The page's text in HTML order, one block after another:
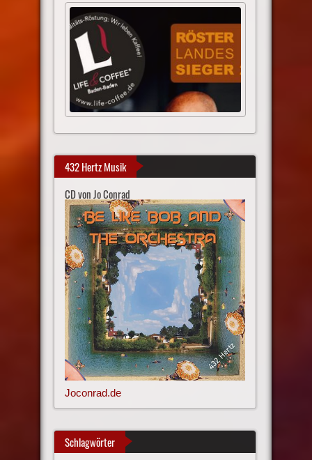
432 Hertz Musik
CD von Jo Conrad
Joconrad.de
Schlagwörter